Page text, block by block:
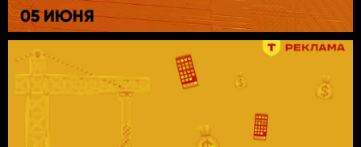
05 ИЮНЯ